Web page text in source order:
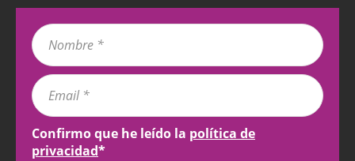
Confirmo que he leído la política de
privacidad*